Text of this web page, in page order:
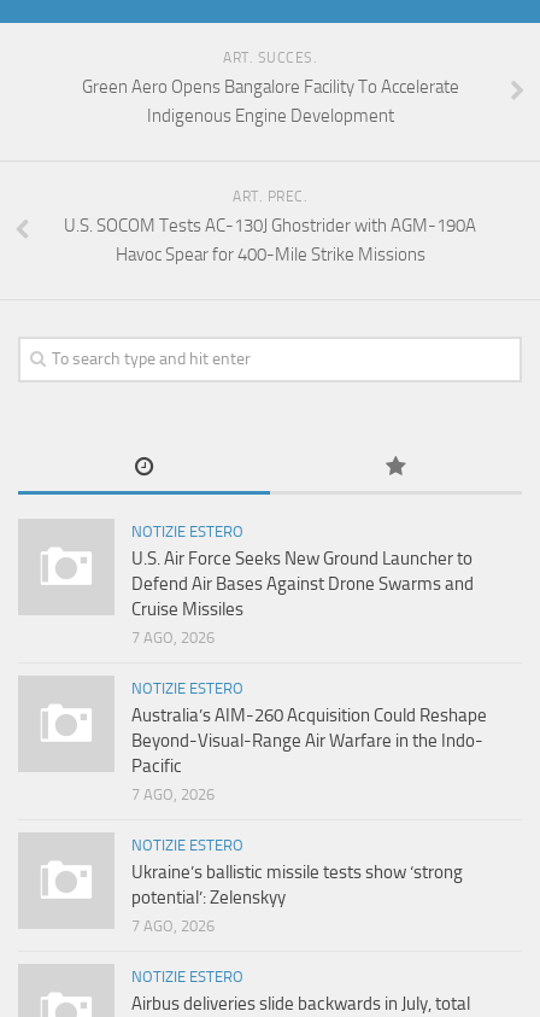
ART. SUCCES.
Green Aero Opens Bangalore Facility To Accelerate
Indigenous Engine Development
ART. PREC.
U.S. SOCOM Tests AC-130J Ghostrider with AGM-190A
Havoc Spear for 400-Mile Strike Missions
NOTIZIE ESTERO
U.S. Air Force Seeks New Ground Launcher to
Defend Air Bases Against Drone Swarms and
Cruise Missiles
7 AGO, 2026
NOTIZIE ESTERO
Australia’s AIM-260 Acquisition Could Reshape
Beyond-Visual-Range Air Warfare in the Indo-
Pacific
7 AGO, 2026
NOTIZIE ESTERO
Ukraine’s ballistic missile tests show ‘strong
potential’: Zelenskyy
7 AGO, 2026
NOTIZIE ESTERO
Airbus deliveries slide backwards in July, total